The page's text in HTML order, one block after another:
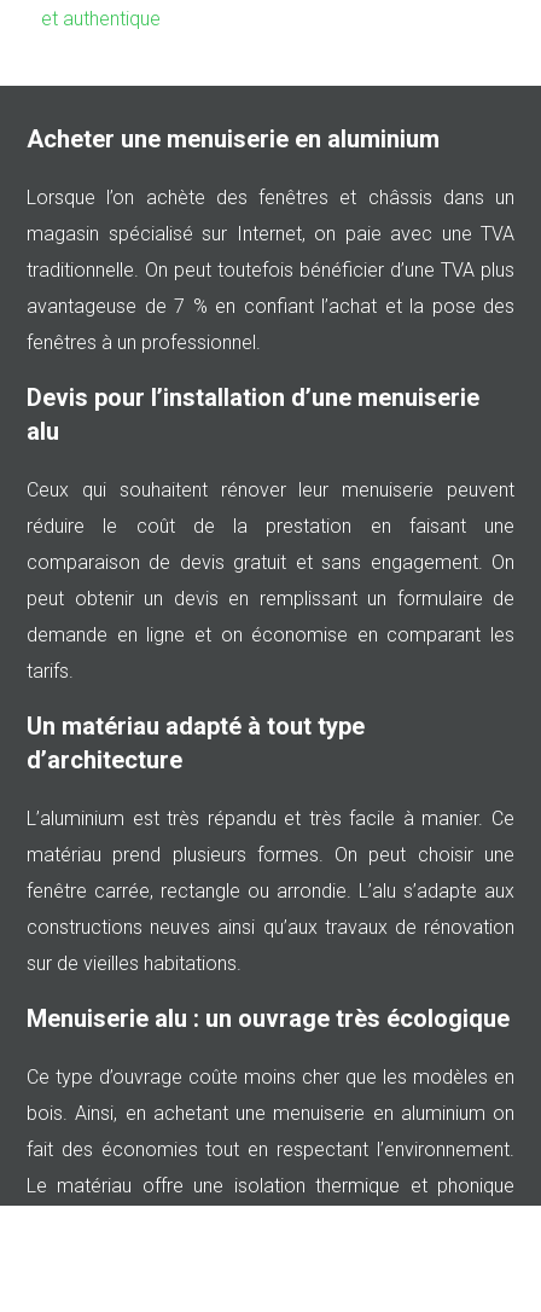
et authentique
Acheter une menuiserie en aluminium
Lorsque l’on achète des fenêtres et châssis dans un
magasin spécialisé sur Internet, on paie avec une TVA
traditionnelle. On peut toutefois bénéficier d’une TVA plus
avantageuse de 7 % en confiant l’achat et la pose des
fenêtres à un professionnel.
Devis pour l’installation d’une menuiserie
alu
Ceux qui souhaitent rénover leur menuiserie peuvent
réduire le coût de la prestation en faisant une
comparaison de devis gratuit et sans engagement. On
peut obtenir un devis en remplissant un formulaire de
demande en ligne et on économise en comparant les
tarifs.
Un matériau adapté à tout type
d’architecture
L’aluminium est très répandu et très facile à manier. Ce
matériau prend plusieurs formes. On peut choisir une
fenêtre carrée, rectangle ou arrondie. L’alu s’adapte aux
constructions neuves ainsi qu’aux travaux de rénovation
sur de vieilles habitations.
Menuiserie alu : un ouvrage très écologique
Ce type d’ouvrage coûte moins cher que les modèles en
bois. Ainsi, en achetant une menuiserie en aluminium on
fait des économies tout en respectant l’environnement.
Le matériau offre une isolation thermique et phonique